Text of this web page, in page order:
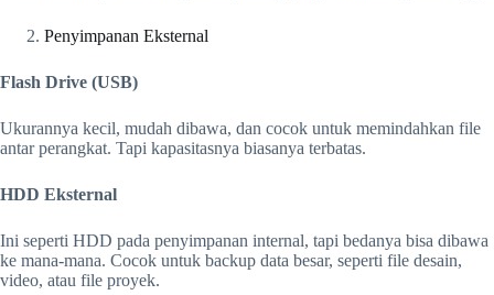
Penyimpanan Eksternal
Flash Drive (USB)
Ukurannya kecil, mudah dibawa, dan cocok untuk memindahkan file
antar perangkat. Tapi kapasitasnya biasanya terbatas.
HDD Eksternal
Ini seperti HDD pada penyimpanan internal, tapi bedanya bisa dibawa
ke mana-mana. Cocok untuk backup data besar, seperti file desain,
video, atau file proyek.